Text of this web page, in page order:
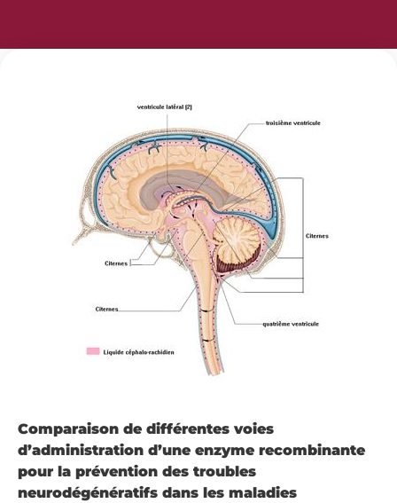
Comparaison de différentes voies
d’administration d’une enzyme recombinante
pour la prévention des troubles
neurodégénératifs dans les maladies